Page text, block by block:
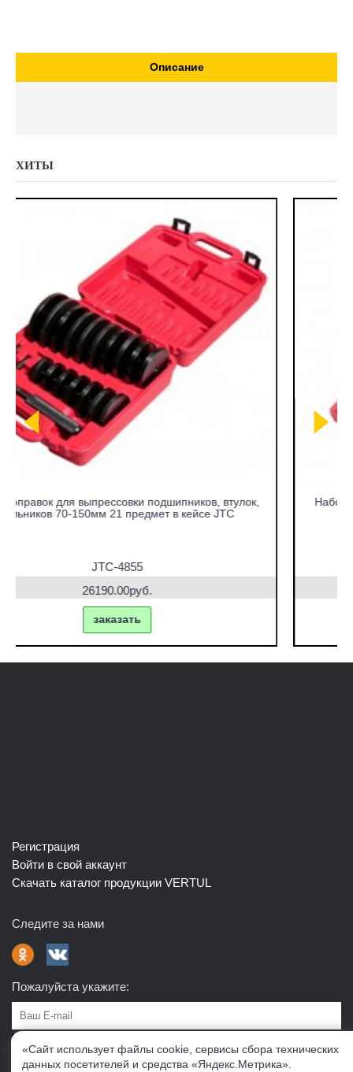
Описание
ХИТЫ
Набор съемников сайлентблоков под гидравлический
привод в кейсе JTC
42770.00руб.
Регистрация
Войти в свой аккаунт
Скачать каталог продукции VERTUL
Следите за нами
Пожалуйста укажите:
Подписаться
«Сайт использует файлы cookie, сервисы сбора технических
данных посетителей и средства «Яндекс.Метрика».